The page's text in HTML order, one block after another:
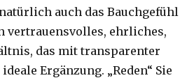
auch das Bauchgefühl
vertrauensvolles, ehrliches,
das mit transparenter
Ergänzung. „Reden“ Sie